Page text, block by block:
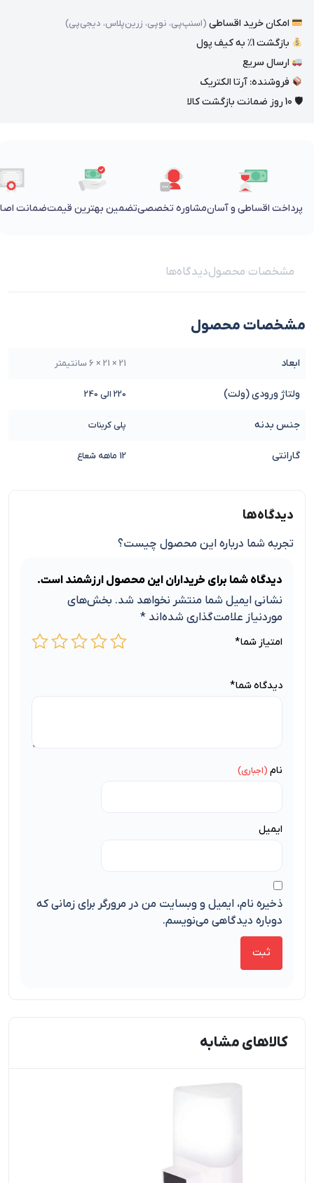
امکان خرید اقساطی (اسنپ‌پی، نوپی، زرین‌پلاس، دیجی‌پی)
بازگشت 1٪ به کیف پول
ارسال سریع
فروشنده: آرتا الکتریک
🛡 10 روز ضمانت بازگشت کالا
پرداخت اقساطی و آسانمشاوره تخصصیتضمین بهترین قیمتضمانت
مشخصات محصولدیدگاه‌ها
مشخصات محصول
ابعاد 21 × 21 × 6 سانتیمتر
ولتاژ ورودی (ولت) 220 الی 240
جنس بدنه پلی کربنات
گارانتی 12 ماهه شعاع
دیدگاه‌ها
تجربه شما درباره این محصول چیست؟
دیدگاه شما برای خریداران این محصول ارزشمند است.
نشانی ایمیل شما منتشر نخواهد شد. بخش‌های
موردنیاز علامت‌گذاری شده‌اند *
امتیاز شما*
دیدگاه شما*
نام
ایمیل
ذخیره نام، ایمیل و وبسایت من در مرورگر برای زمانی که
دوباره دیدگاهی می‌نویسم.
کالاهای مشابه